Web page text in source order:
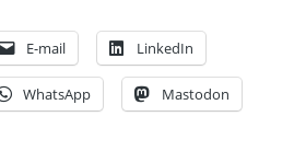
E-mail LinkedIn
WhatsApp Mastodon